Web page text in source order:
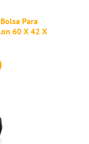
Para
60 X 42 X